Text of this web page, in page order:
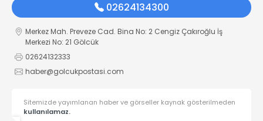
02624134300
Merkez Mah. Preveze Cad. Bina No: 2 Cengiz Çakıroğlu İş
Merkezi No: 21 Gölcük
02624132333
haber@golcukpostasi.com
Sitemizde yayımlanan haber ve görseller kaynak gösterilmeden
kullanılamaz.